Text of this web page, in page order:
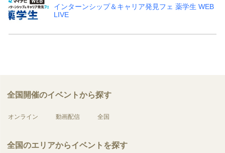
インターンシップ＆キャリア発見フェ 薬学生 WEB
LIVE
全国開催のイベントから探す
オンライン 動画配信 全国
全国のエリアからイベントを探す